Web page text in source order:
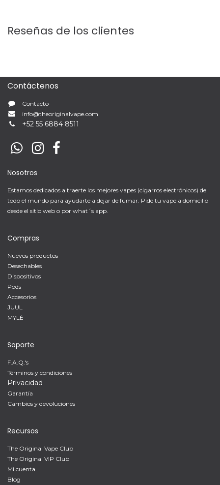
Reseñas de los clientes
Contáctenos
Contacto
info@theoriginalvape.com
+52 55 6884 8511
Nosotros
Estamos dedicados a traerte los mejores vapes (cigarros electrónicos) de
todo el mundo para ayudarte a dejar de fumar. Pide tu vape a domicilio
desde el sitio web o por what´s app.
Compras
Nuevos productos
Desechables
Dispositivos
Pods
Accesorios
JUUL
MYLÉ
Soporte
F.A.Q.'s
Términos y condiciones
Privacidad
Garantía
Cambios y devoluciones
Recursos
The Original Vape Club
The Original VIP Club
Mi cuenta
Blog